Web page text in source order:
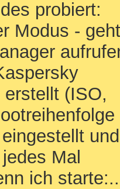
probiert:
Modus - geht
(ISO,
und
Mal
ich